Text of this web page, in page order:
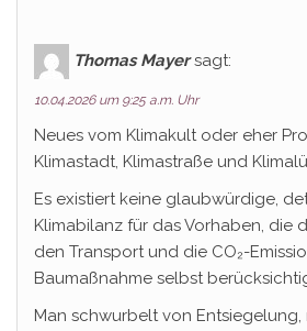
Thomas Mayer sagt:
10.04.2026 um 9:25 a.m. Uhr
Neues vom Klimakult oder eher
Klimastadt, Klimastraße und
Es existiert keine glaubwürdige,
Klimabilanz für das Vorhaben, die
den Transport und die CO₂-
Baumaßnahme selbst
Man schwurbelt von Entsiegelung,